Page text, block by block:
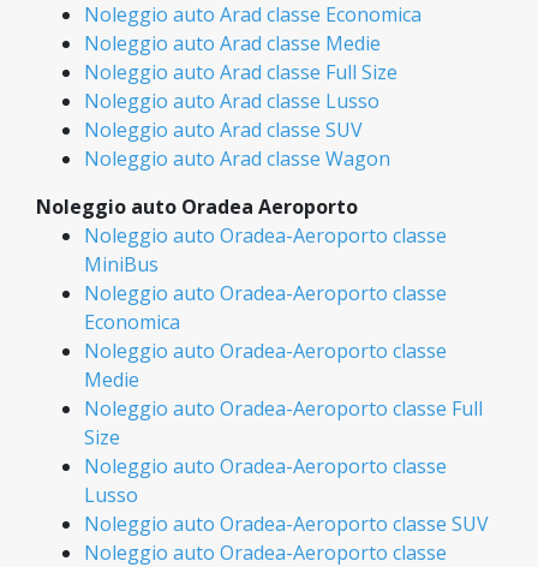
Noleggio auto Arad classe Economica
Noleggio auto Arad classe Medie
Noleggio auto Arad classe Full Size
Noleggio auto Arad classe Lusso
Noleggio auto Arad classe SUV
Noleggio auto Arad classe Wagon
Noleggio auto Oradea Aeroporto
Noleggio auto Oradea-Aeroporto classe
MiniBus
Noleggio auto Oradea-Aeroporto classe
Economica
Noleggio auto Oradea-Aeroporto classe
Medie
Noleggio auto Oradea-Aeroporto classe Full
Size
Noleggio auto Oradea-Aeroporto classe
Lusso
Noleggio auto Oradea-Aeroporto classe SUV
Noleggio auto Oradea-Aeroporto classe